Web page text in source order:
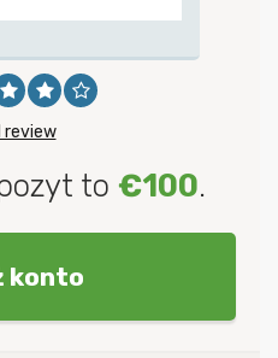
review
to €100.
konto